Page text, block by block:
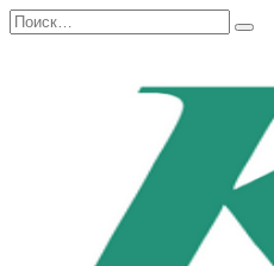
Перейти
к
Search
for: